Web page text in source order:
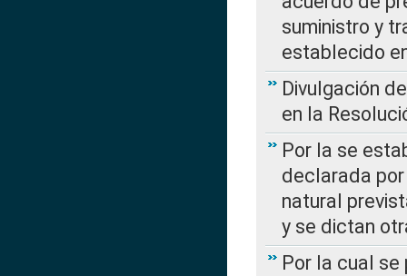
suministro y
establecido
Divulgación
en la
Por la se
declarada
natural
y se dictan
Por la cual